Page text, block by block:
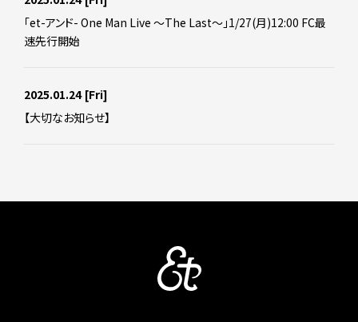
「et-アンド- One Man Live ～The Last～」1/27(月)12:00 FC最
速先行開始
2025.01.24 [Fri]
【大切なお知らせ】